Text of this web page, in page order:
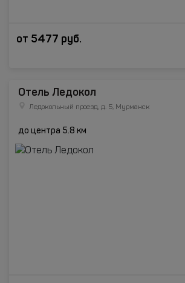
от 5477 руб.
Отель Ледокол
Ледокольный проезд, д. 5, Мурманск
до центра 5.8 км